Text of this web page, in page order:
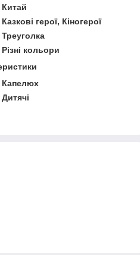
Китай
Казкові герої, Кіногерої
Треуголка
Різні кольори
Капелюх
Дитячі